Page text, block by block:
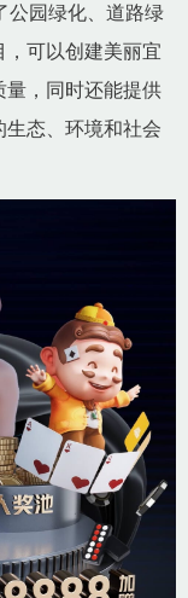
公园绿化、道路绿
可以创建美丽宜
量，同时还能提供
态、环境和社会